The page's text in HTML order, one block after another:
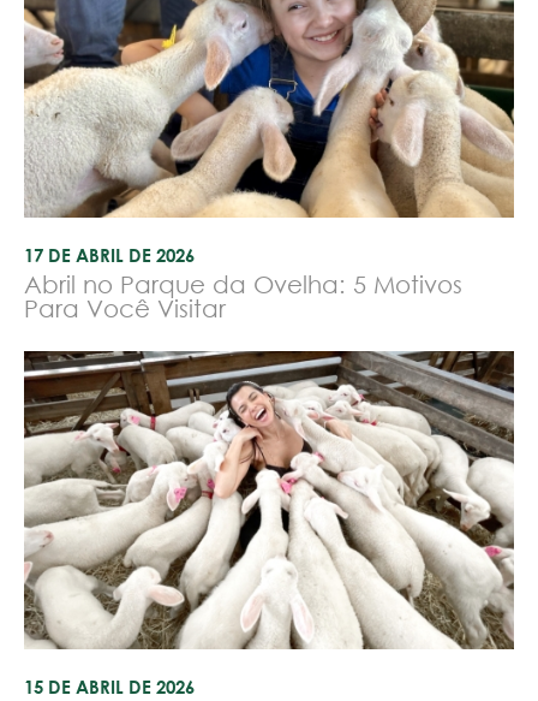
17 DE ABRIL DE 2026
Abril no Parque da Ovelha: 5 Motivos
Para Você Visitar
15 DE ABRIL DE 2026